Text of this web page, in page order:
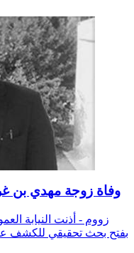
وفاة زوجة مهدي بن
زووم - أذنت النيابة
بفتح بحث تحقيقي للكشف